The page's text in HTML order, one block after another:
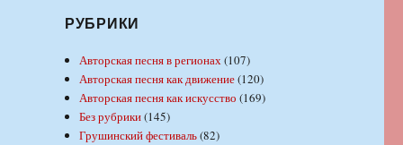
РУБРИКИ
Авторская песня в регионах(107)
Авторская песня как движение(120)
Авторская песня как искусство (169)
Без рубрики(145)
Грушинский фестиваль(82)